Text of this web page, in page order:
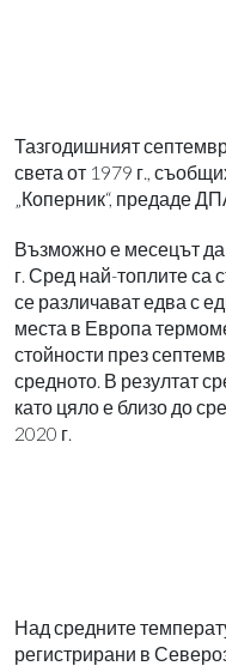
Тазгодишният
света от 1979 г.,
„Коперник“, предаде
Възможно е месецът да
г. Сред най-топлите са
се различават едва с
места в Европа
стойности през
средното. В резултат
като цяло е близо до
2020 г.
Над средните
регистрирани в